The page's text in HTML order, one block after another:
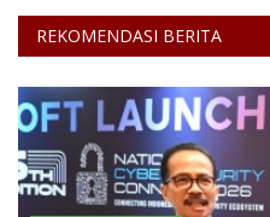
REKOMENDASI BERITA